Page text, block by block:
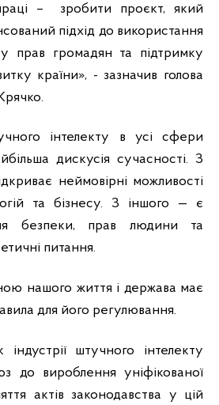
–  зробити проєкт, який
підхід до використання
прав громадян та підтримку
країни», - зазначив голова
інтелекту в усі сфери
дискусія сучасності. З
неймовірні можливості
та бізнесу. З іншого — є
безпеки, прав людини та
питання.
нашого життя і держава має
для його регулювання.
штучного інтелекту
до вироблення уніфікованої
актів законодавства у цій